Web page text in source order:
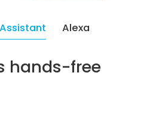
Alexa
hands-free